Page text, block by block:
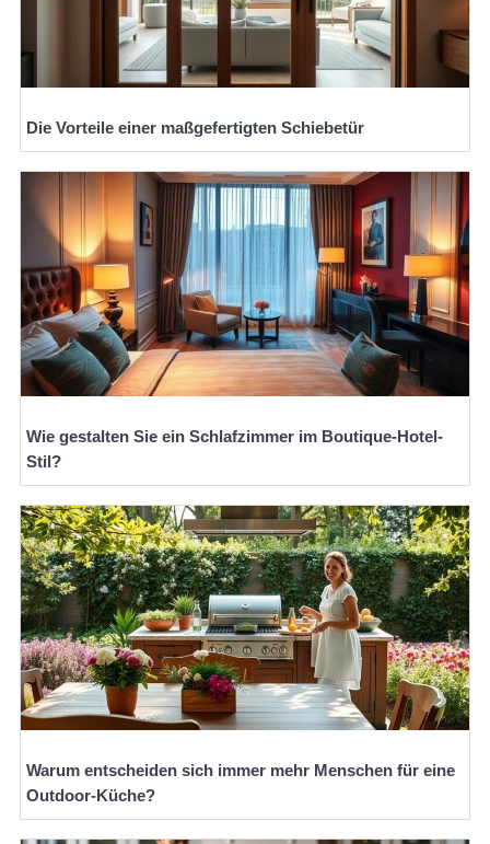
Die Vorteile einer maßgefertigten Schiebetür
Wie gestalten Sie ein Schlafzimmer im Boutique-Hotel-
Stil?
Warum entscheiden sich immer mehr Menschen für eine
Outdoor-Küche?